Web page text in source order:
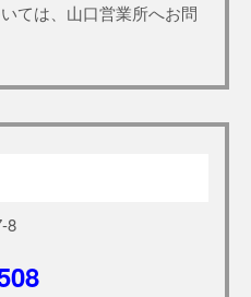
ては、山口営業所へお問
8